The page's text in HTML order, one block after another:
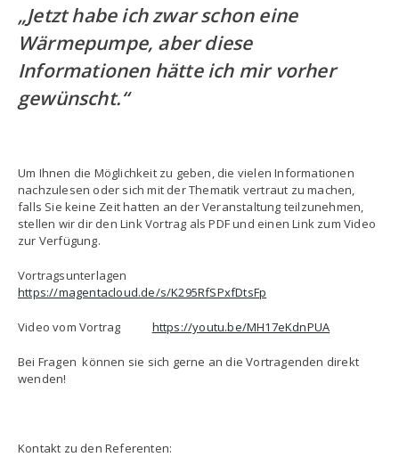
„Jetzt habe ich zwar schon eine
Wärmepumpe, aber diese
Informationen hätte ich mir vorher
gewünscht.“
Um Ihnen die Möglichkeit zu geben, die vielen Informationen
nachzulesen oder sich mit der Thematik vertraut zu machen,
falls Sie keine Zeit hatten an der Veranstaltung teilzunehmen,
stellen wir dir den Link Vortrag als PDF und einen Link zum Video
zur Verfügung.
Vortragsunterlagen
https://magentacloud.de/s/K295RfSPxfDtsFp
Video vom Vortrag https://youtu.be/MH17eKdnPUA
Bei Fragen können sie sich gerne an die Vortragenden direkt
wenden!
Kontakt zu den Referenten: